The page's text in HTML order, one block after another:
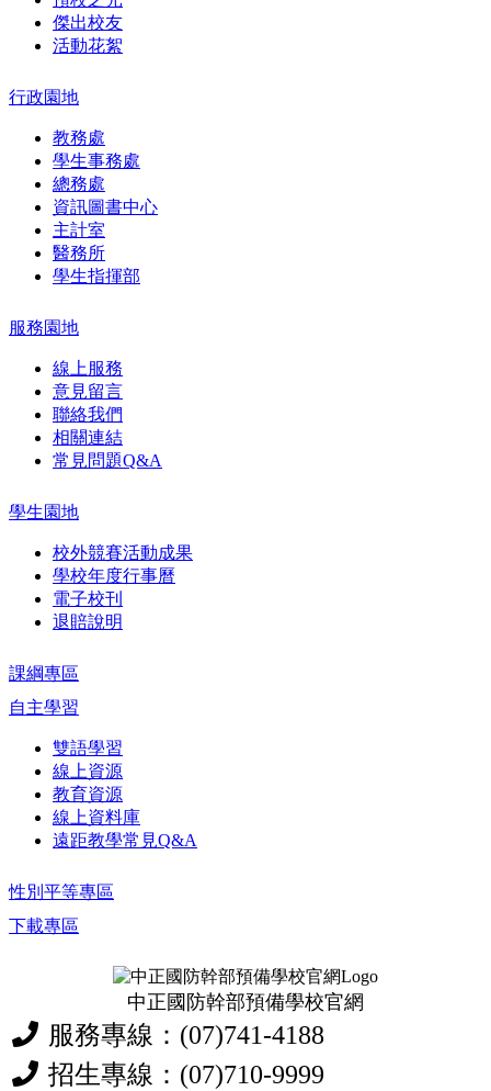
傑出校友
活動花絮
行政園地
教務處
學生事務處
總務處
資訊圖書中心
主計室
醫務所
學生指揮部
服務園地
線上服務
意見留言
聯絡我們
相關連結
常見問題Q&A
學生園地
校外競賽活動成果
學校年度行事曆
電子校刊
退賠說明
課綱專區
自主學習
雙語學習
線上資源
教育資源
線上資料庫
遠距教學常見Q&A
性別平等專區
下載專區
中正國防幹部預備學校官網
服務專線：(07)741-4188
招生專線：(07)710-9999